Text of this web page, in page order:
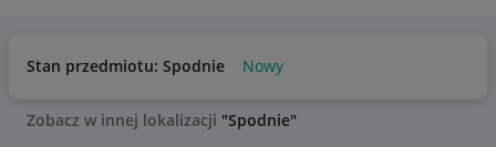
Stan przedmiotu: Spodnie Nowy
Zobacz w innej lokalizacji "Spodnie"